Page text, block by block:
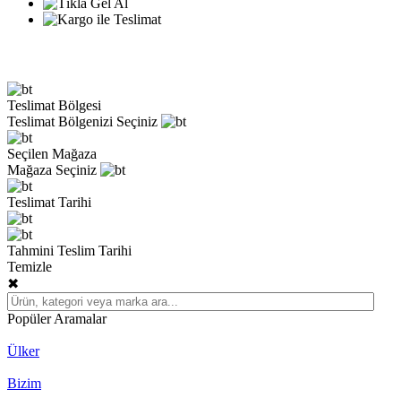
Teslimat Bölgesi
Teslimat Bölgenizi Seçiniz
Seçilen Mağaza
Mağaza Seçiniz
Teslimat Tarihi
Tahmini Teslim Tarihi
Temizle
✖
Popüler Aramalar
Ülker
Bizim